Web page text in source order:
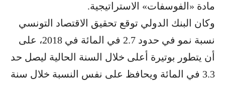
مادة «الفوسفات» الاستراتيجية.
وكان البنك الدولي توقع تحقيق الاقتصاد التونسي
نسبة نمو في حدود 2.7 في المائة في 2018، على
أن يتطور بوتيرة أعلى خلال السنة الحالية ليصل حد
3.3 في المائة ويحافظ على نفس النسبة خلال سنة